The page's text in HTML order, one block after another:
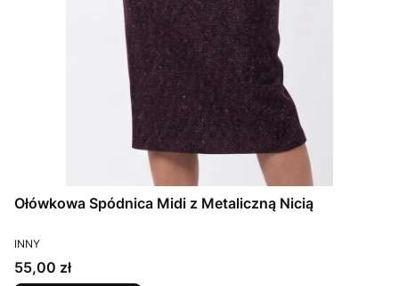
Ołówkowa Spódnica Midi z Metaliczną Nicią
PRODUCENT
INNY
Cena
55,00 zł